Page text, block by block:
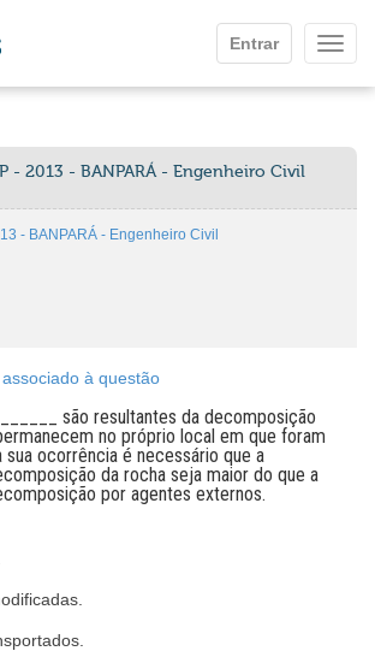
Entrar
- 2013 - BANPARÁ - Engenheiro Civil
- BANPARÁ - Engenheiro Civil
à questão
são resultantes da decomposição
no próprio local em que foram
sua ocorrência é necessário que a
da rocha seja maior do que a
por agentes externos.